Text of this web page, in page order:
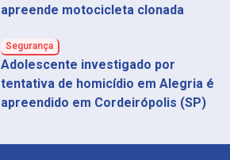
apreende motocicleta clonada
Segurança
Adolescente investigado por
tentativa de homicídio em Alegria é
apreendido em Cordeirópolis (SP)